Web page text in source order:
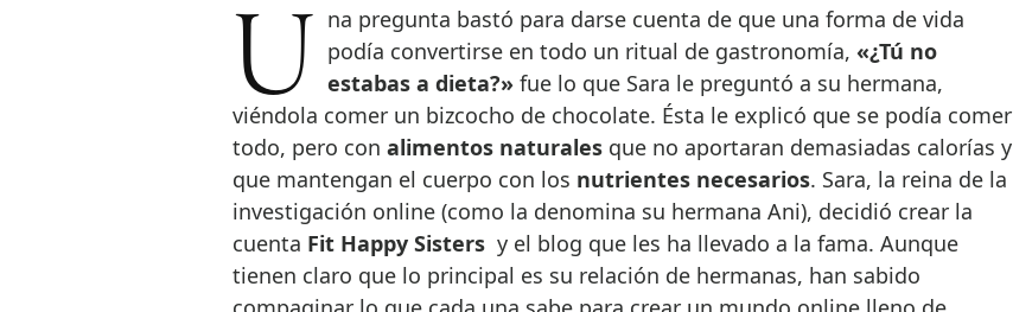
Una pregunta bastó para darse cuenta de que una forma de vida podía convertirse en todo un ritual de gastronomía, «¿Tú no
estabas a dieta?»fue lo que Sara le preguntó a su hermana,
viéndola comer un bizcocho de chocolate. Ésta le explicó que se podía comer
todo, pero con alimentos naturalesque no aportaran demasiadas calorías y
que mantengan el cuerpo con los nutrientes necesarios. Sara, la reina de la
investigación online (como la denomina su hermana Ani), decidió crear la
cuenta Fit Happy Sistersy el blog que les ha llevado a la fama. Aunque
tienen claro que lo principal es su relación de hermanas, han sabido